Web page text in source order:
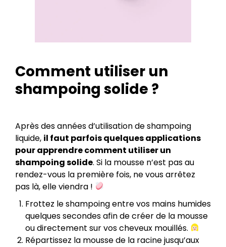
Comment utiliser un
shampoing solide ?
Après des années d’utilisation de shampoing
liquide, il faut parfois quelques applications
pour apprendre comment utiliser un
shampoing solide. Si la mousse n’est pas au
rendez-vous la première fois, ne vous arrêtez
pas là, elle viendra !
Frottez le shampoing entre vos mains humides
quelques secondes afin de créer de la mousse
ou directement sur vos cheveux mouillés.
Répartissez la mousse de la racine jusqu’aux